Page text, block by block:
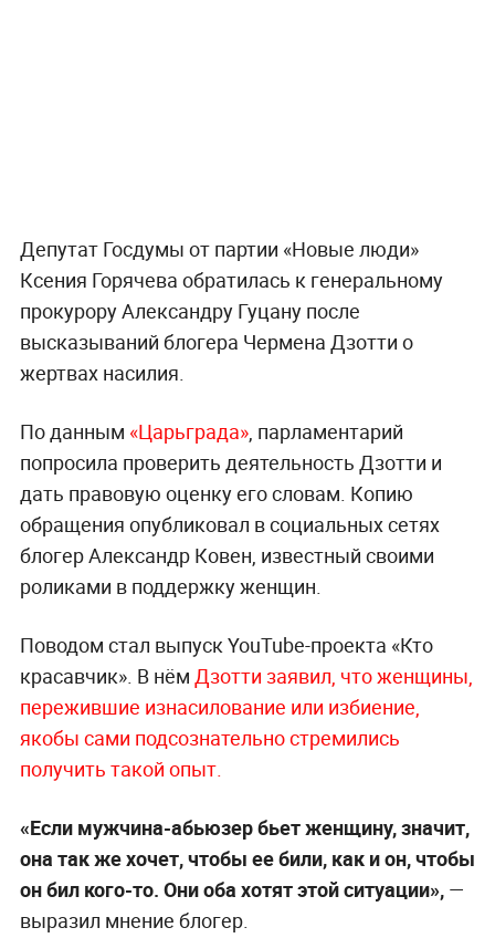
Депутат Госдумы от партии «Новые люди»
Ксения Горячева обратилась к генеральному
прокурору Александру Гуцану после
высказываний блогера Чермена Дзотти о
жертвах насилия.
По данным «Царьграда», парламентарий
попросила проверить деятельность Дзотти и
дать правовую оценку его словам. Копию
обращения опубликовал в социальных сетях
блогер Александр Ковен, известный своими
роликами в поддержку женщин.
Поводом стал выпуск YouTube-проекта «Кто
красавчик». В нём Дзотти заявил, что женщины,
пережившие изнасилование или избиение,
якобы сами подсознательно стремились
получить такой опыт.
«Если мужчина-абьюзер бьет женщину, значит,
она так же хочет, чтобы ее били, как и он, чтобы
он бил кого-то. Они оба хотят этой ситуации»,—
выразил мнение блогер.